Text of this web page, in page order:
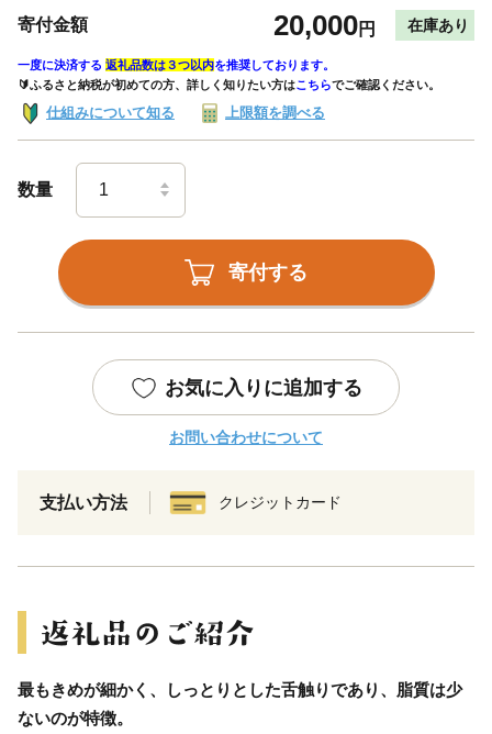
寄付金額 20,000円 在庫あり
一度に決済する 返礼品数は３つ以内を推奨しております。
🔰ふるさと納税が初めての方、詳しく知りたい方はこちらでご確認ください。
仕組みについて知る 上限額を調べる
数量
寄付する
お気に入りに追加する
お問い合わせについて
支払い方法 クレジットカード
最もきめが細かく、しっとりとした舌触りであり、脂質は少
ないのが特徴。